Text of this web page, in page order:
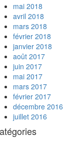
mai 2018
avril 2018
mars 2018
février 2018
janvier 2018
août 2017
juin 2017
mai 2017
mars 2017
février 2017
décembre 2016
juillet 2016